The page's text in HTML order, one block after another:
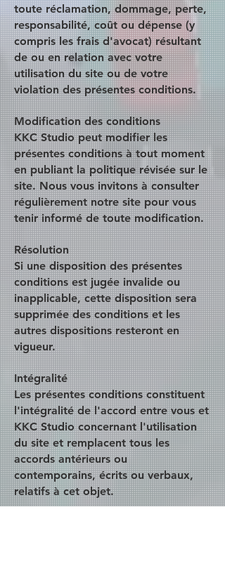
toute réclamation, dommage, perte,
responsabilité, coût ou dépense (y
compris les frais d'avocat) résultant
de ou en relation avec votre
utilisation du site ou de votre
violation des présentes conditions.
Modification des conditions
KKC Studio peut modifier les
présentes conditions à tout moment
en publiant la politique révisée sur le
site. Nous vous invitons à consulter
régulièrement notre site pour vous
tenir informé de toute modification.
Résolution
Si une disposition des présentes
conditions est jugée invalide ou
inapplicable, cette disposition sera
supprimée des conditions et les
autres dispositions resteront en
vigueur.
Intégralité
Les présentes conditions constituent
l'intégralité de l'accord entre vous et
KKC Studio concernant l'utilisation
du site et remplacent tous les
accords antérieurs ou
contemporains, écrits ou verbaux,
relatifs à cet objet.